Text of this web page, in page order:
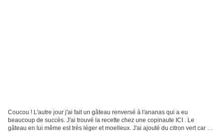
Coucou ! L'autre jour j'ai fait un gâteau renversé à l'ananas qui a eu
beaucoup de succès. J'ai trouvé la recette chez une copinaute ICI . Le
gâteau en lui même est très léger et moelleux. J'ai ajouté du citron vert car je